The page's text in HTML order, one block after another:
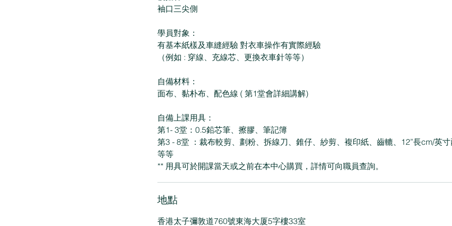
袖口三尖側
學員對象：
有基本紙樣及車縫經驗 對衣車操作有實際經驗
（例如 : 穿線、充線芯、更換衣車針等等）
自備材料：
面布、黏朴布、配色線 ( 第1堂會詳細講解)
自備上課用具：
第1- 3堂：0.5鉛芯筆、擦膠、筆記簿
第3 - 8堂 ：裁布較剪、劃粉、拆線刀、錐仔、紗剪、複印紙、齒轆、12”長cm/英
等等
** 用具可於開課當天或之前在本中心購買，詳情可向職員查詢。
地點
香港太子彌敦道760號東海大厦5字樓33室